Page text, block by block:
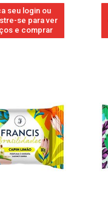
seu login ou
se para ver
e comprar